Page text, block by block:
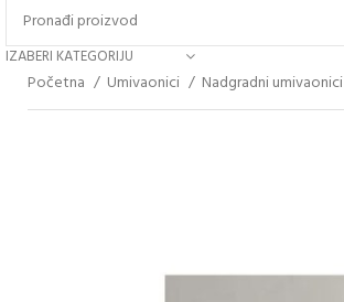
IZABERI KATEGORIJU
Početna Umivaonici Nadgradni umivaonici